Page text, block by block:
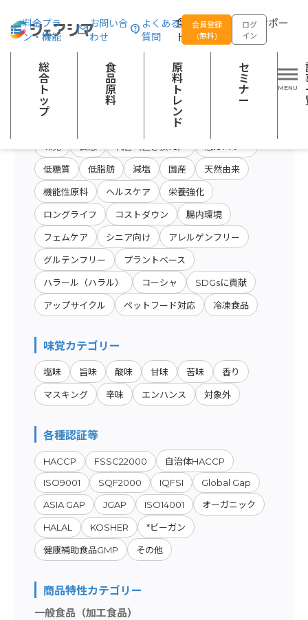
食品の企画開発をサポー
トする
料金プラ
ン・機能
お問い合
わせ
よくある
質問
会員登録
(無料)
ログ
イン
総
合
ト
ッ
プ
食
品
原
料
原
料
ト
レ
ン
ド
セ
ミ
ナ
ー
総合トップ 食品原料 商品特性カテゴリー：スープ
原料・キーワード
会社名から検索
原料・絞り込み検
索
低糖質 低脂肪 減塩 国産 天然由来
機能性原料 ヘルスケア 栄養強化
ロングライフ コストダウン 腸内環境
フェムケア シニア向け アレルゲンフリー
グルテンフリー プラントベース
ハラール（ハラル） コーシャ SDGsに貢献
アップサイクル ペットフード対応 冷凍食品
味覚カテゴリー
塩味 旨味 酸味 甘味 苦味 香り
マスキング 辛味 エンハンス 対象外
各種認証等
HACCP FSSC22000
自治体HACCP
ISO9001
SQF2000 IQFSI
Global Gap
ASIA GAP
JGAP ISO14001 オーガニック
HALAL KOSHER *ビーガン
健康補助食品GMP その他
商品特性カテゴリー
一般食品（加工食品）